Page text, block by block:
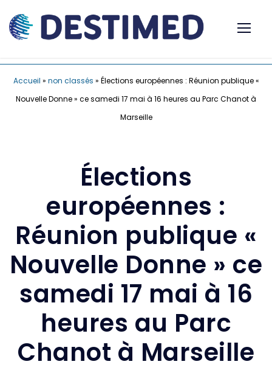
Accueil » non classés » Élections européennes : Réunion publique «
Nouvelle Donne » ce samedi 17 mai à 16 heures au Parc Chanot à
Marseille
Élections
européennes :
Réunion publique «
Nouvelle Donne » ce
samedi 17 mai à 16
heures au Parc
Chanot à Marseille